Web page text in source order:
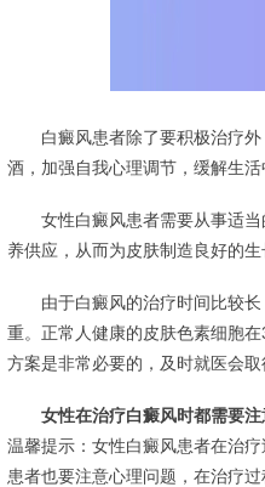
白癜风患者除了要积极治疗外
酒，加强自我心理调节，缓解生
女性白癜风患者需要从事适当
养供应，从而为皮肤制造良好的
由于白癜风的治疗时间比较长
重。正常人健康的皮肤色素细胞
方案是非常必要的，及时就医会取
女性在治疗白癜风时都需要
温馨提示：女性白癜风患者在治
患者也要注意心理问题，在治疗